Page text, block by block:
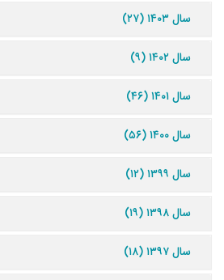
سال ۱۴۰۳ (۲۷)
سال ۱۴۰۲ (۹)
سال ۱۴۰۱ (۴۶)
سال ۱۴۰۰ (۵۶)
سال ۱۳۹۹ (۱۲)
سال ۱۳۹۸ (۱۹)
سال ۱۳۹۷ (۱۸)